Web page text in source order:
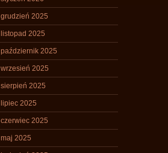
grudzień 2025
listopad 2025
październik 2025
wrzesień 2025
sierpień 2025
lipiec 2025
czerwiec 2025
maj 2025